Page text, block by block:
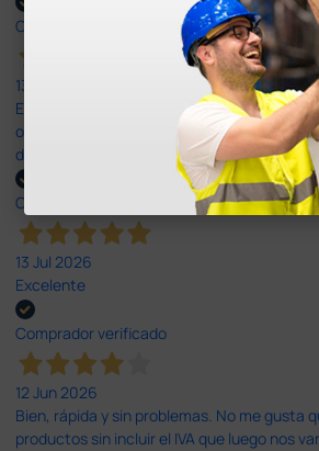
Comprador verificado
13 Jul 2026
Es fácil hacer el pedido. El producto,
otras plataformas de material médico.
del doble que en cualquier otra empresa
Comprador verificado
13 Jul 2026
Excelente
Comprador verificado
12 Jun 2026
Bien, rápida y sin problemas. No me gusta
productos sin incluir el IVA que luego nos